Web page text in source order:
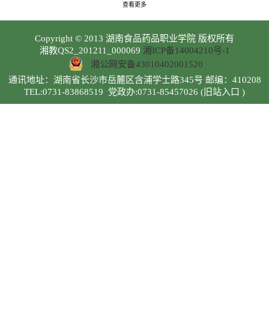
查看更多
Copyright © 2013 湖南食品药品职业学院 版权所有
湘教QS2_201211_000069 湘ICP备14004210号-1
湘公网安备43010402001520
通讯地址：湖南省长沙市岳麓区含浦学士路345号 邮编：410208
TEL:0731-83868519
党政办:0731-85457026 (旧站入口 )